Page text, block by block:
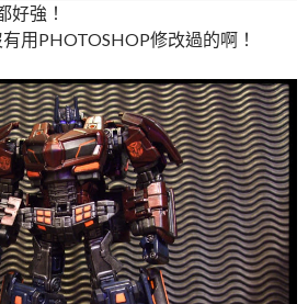
好強！
用PHOTOSHOP修改過的啊！